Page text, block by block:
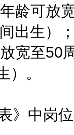
龄可放
出生）
宽至50
）。
中岗位